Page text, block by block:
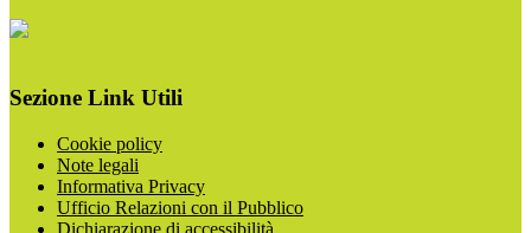
Sezione Link Utili
Cookie policy
Note legali
Informativa Privacy
Ufficio Relazioni con il Pubblico
Dichiarazione di accessibilità